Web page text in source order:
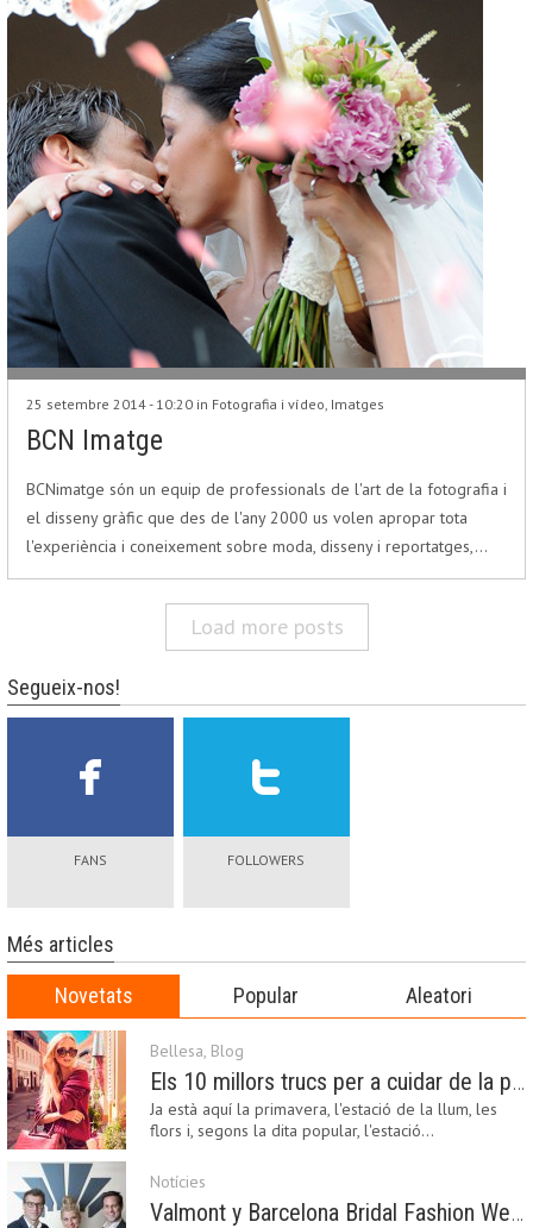
25 setembre 2014 - 10:20 in Fotografia i vídeo, Imatges
BCN Imatge
BCNimatge són un equip de professionals de l'art de la fotografia i
el disseny gràfic que des de l'any 2000 us volen apropar tota
l'experiència i coneixement sobre moda, disseny i reportatges,…
Load more posts
Segueix-nos!
FANS FOLLOWERS
Més articles
Novetats Popular Aleatori
Bellesa, Blog
Els 10 millors trucs per a cuidar de la pell a la primavera
Ja està aquí la primavera, l'estació de la llum, les
flors i, segons la dita popular, l'estació…
Notícies
Valmont y Barcelona Bridal Fashion Week s’uneixen per donar impuls a la creativitat, la innovació i el disseny de la moda nupcial